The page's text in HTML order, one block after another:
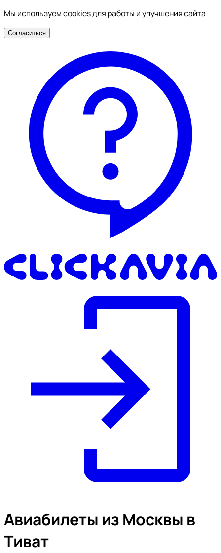
Мы используем cookies для работы и улучшения сайта
Согласиться
Авиабилеты из Москвы в
Тиват